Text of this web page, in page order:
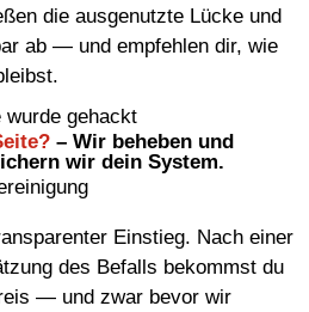
die ausgenutzte Lücke und
ab — und empfehlen dir, wie
gehackt
– Wir beheben und
wir dein System.
Einstieg. Nach einer
des Befalls bekommst du
— und zwar bevor wir